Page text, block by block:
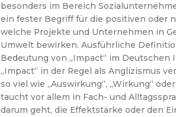
besonders im Bereich
ein fester Begriff für die positiven oder
welche Projekte und Unternehmen in
Umwelt bewirken. Ausführliche
Bedeutung von „Impact“ im Deutschen
„Impact“ in der Regel als Anglizismus
so viel wie „Auswirkung“, „Wirkung“
taucht vor allem in Fach- und
darum geht, die Effektstärke oder den